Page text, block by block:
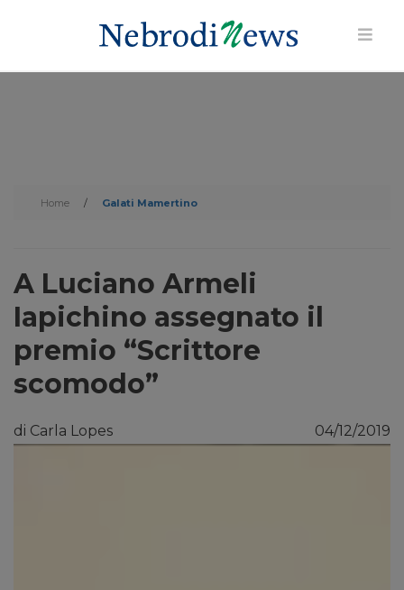
Home / Galati Mamertino
A Luciano Armeli
Iapichino assegnato il
premio “Scrittore
scomodo”
di Carla Lopes 04/12/2019